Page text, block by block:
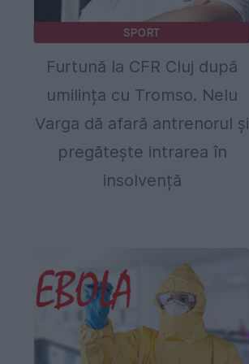
SPORT
Furtună la CFR Cluj după
umilința cu Tromso. Nelu
Varga dă afară antrenorul și
pregătește intrarea în
insolvență